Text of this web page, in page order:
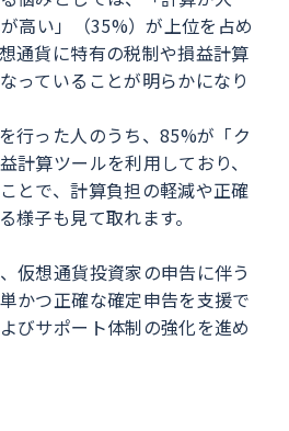
高い」（35%）が上位を占め
通貨に特有の税制や損益計算
っていることが明らかになり
行った人のうち、85%が「ク
計算ツールを利用しており、
とで、計算負担の軽減や正確
様子も見て取れます。
仮想通貨投資家の申告に伴う
かつ正確な確定申告を支援で
びサポート体制の強化を進め